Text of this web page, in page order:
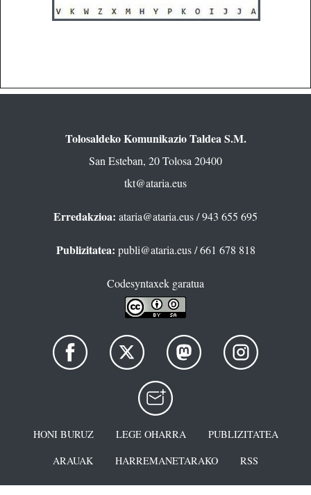
Tolosaldeko Komunikazio Taldea S.M.
San Esteban, 20 Tolosa 20400
tkt@ataria.eus
Erredakzioa: ataria@ataria.eus/ 943 655 695
Publizitatea: publi@ataria.eus/ 661 678 818
Codesyntaxek garatua
HONI BURUZ LEGE OHARRA
PUBLIZITATEA
ARAUAK
HARREMANETARAKO RSS